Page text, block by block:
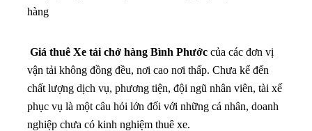
hàng
Giá thuê Xe tải chở hàng Bình Phước của các đơn vị
vận tải không đồng đều, nơi cao nơi thấp. Chưa kể đến
chất lượng dịch vụ, phương tiện, đội ngũ nhân viên, tài xế
phục vụ là một câu hỏi lớn đối với những cá nhân, doanh
nghiệp chưa có kinh nghiệm thuê xe.